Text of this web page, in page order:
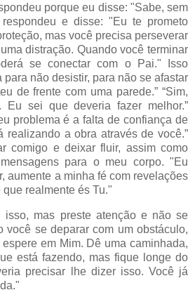
porque eu disse: "Sabe, sem
e disse: "Eu te prometo
mas você precisa perseverar
distração. Quando você terminar
se conectar com o Pai." Isso
não desistir, para não se afastar
de frente com uma parede.” “Sim,
Eu sei que deveria fazer melhor.”
problema é a falta de confiança de
realizando a obra através de você.”
comigo e deixar fluir, assim como
para o meu corpo. "Eu
aumente a minha fé com revelações
realmente és Tu."
isso, mas preste atenção e não se
você se deparar com um obstáculo,
em Mim. Dê uma caminhada,
está fazendo, mas fique longe do
precisar lhe dizer isso. Você já